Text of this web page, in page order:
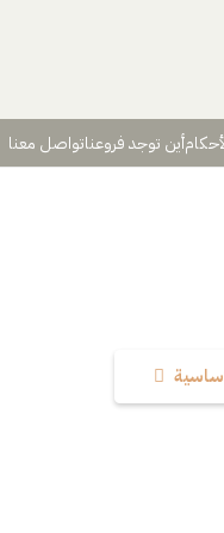
أين توجد فروعناتواصل معنا